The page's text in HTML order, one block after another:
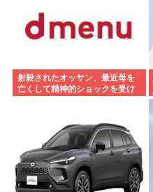
射殺されたオッサン、最近母を
亡くして精神的ショックを受け